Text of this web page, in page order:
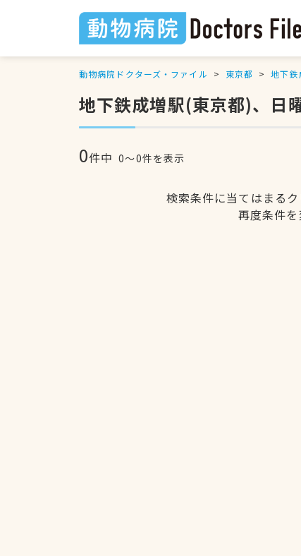
動物病院ドクターズ・ファイル 東京都 地下鉄
地下鉄成増駅(東京都)、日
0件中 0〜0件を表示
検索条件に当てはまる
再度条件を